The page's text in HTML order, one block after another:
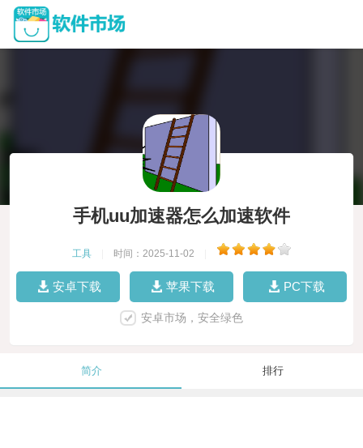
手机uu加速器怎么加速软件
工具 时间：2025-11-02
安卓下载 苹果下载 PC下载
安卓市场，安全绿色
简介 排行